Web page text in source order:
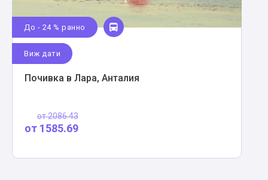
До - 24 % ранно
Виж дати
Почивка в Лара, Анталия
от2086.43
от 1585.69